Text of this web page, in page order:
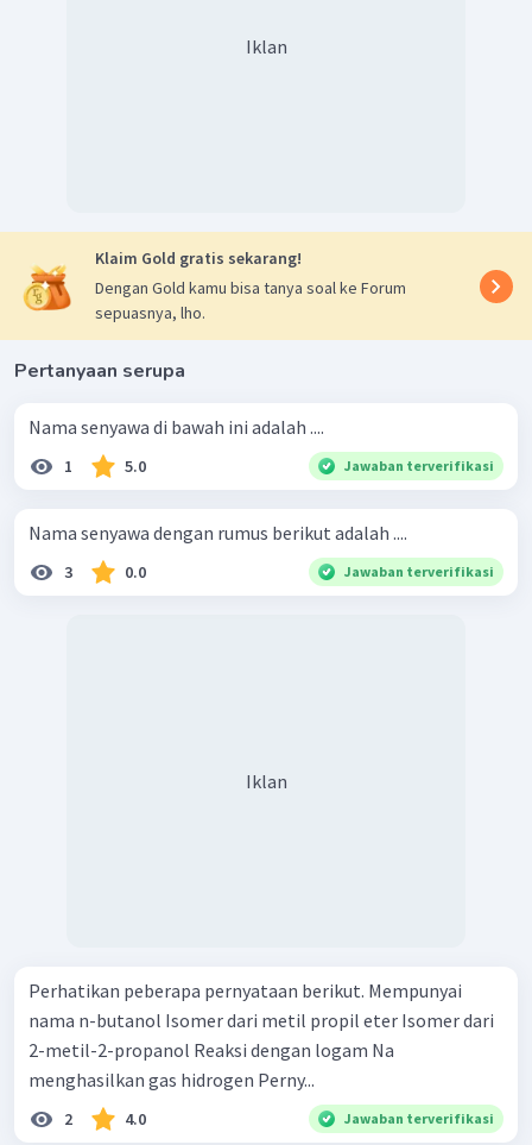
Iklan
Klaim Gold gratis sekarang!
Dengan Gold kamu bisa tanya soal ke Forum
sepuasnya, lho.
Pertanyaan serupa
Nama senyawa di bawah ini adalah ....
1 5.0 Jawaban terverifikasi
Nama senyawa dengan rumus berikut adalah ....
3 0.0 Jawaban terverifikasi
Iklan
Perhatikan peberapa pernyataan berikut. Mempunyai
nama n-butanol Isomer dari metil propil eter Isomer dari
2-metil-2-propanol Reaksi dengan logam Na
menghasilkan gas hidrogen Perny...
2 4.0 Jawaban terverifikasi